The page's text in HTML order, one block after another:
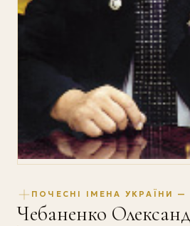
ПОЧЕСНІ ІМЕНА УКРАЇНИ —
Чебаненко